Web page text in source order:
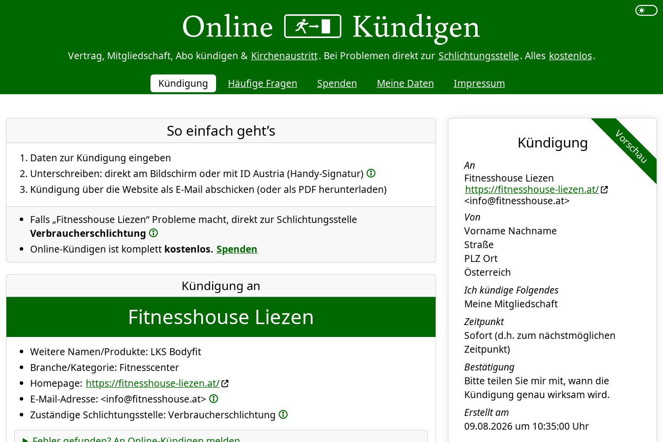
Vertrag, Mitgliedschaft, Abo kündigen & Kirchenaustritt. Bei Problemen direkt zur Schlichtungsstelle. Alles kostenlos.
Kündigung Häufige Fragen Spenden Meine Daten Impressum
So einfach geht’s
Daten zur Kündigung eingeben
Unterschreiben: direkt am Bildschirm oder mit ID Austria (Handy-Signatur)
Kündigung über die Website als E-Mail abschicken (oder als PDF herunterladen)
Falls „Fitnesshouse Liezen“ Probleme macht, direkt zur Schlichtungsstelle
Verbraucherschlichtung
Online-Kündigen ist komplett kostenlos. Spenden
Kündigung an
Fitnesshouse Liezen
Weitere Namen/Produkte: LKS Bodyfit
Branche/Kategorie: Fitnesscenter
Homepage: https://fitnesshouse-liezen.at/
E-Mail-Adresse: <info@fitnesshouse.at>
Zuständige Schlichtungsstelle: Verbraucherschlichtung
Vorschau
Kündigung
An
Fitnesshouse Liezen
https://fitnesshouse-liezen.at/
<info@fitnesshouse.at>
Von
Vorname Nachname
Straße
PLZ Ort
Österreich
Ich kündige Folgendes
Meine Mitgliedschaft
Zeitpunkt
Sofort (d.h. zum nächstmöglichen
Zeitpunkt)
Bestätigung
Bitte teilen Sie mir mit, wann die
Kündigung genau wirksam wird.
Erstellt am
09.08.2026 um 10:35:00 Uhr